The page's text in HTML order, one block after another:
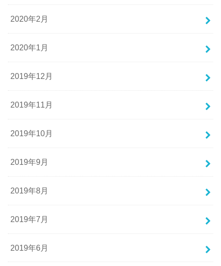
2020年2月
2020年1月
2019年12月
2019年11月
2019年10月
2019年9月
2019年8月
2019年7月
2019年6月